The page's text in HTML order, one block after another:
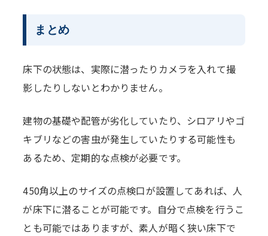
まとめ
床下の状態は、実際に潜ったりカメラを入れて撮
影したりしないとわかりません。
建物の基礎や配管が劣化していたり、シロアリやゴ
キブリなどの害虫が発生していたりする可能性も
あるため、定期的な点検が必要です。
450角以上のサイズの点検口が設置してあれば、人
が床下に潜ることが可能です。自分で点検を行うこ
とも可能ではありますが、素人が暗く狭い床下で